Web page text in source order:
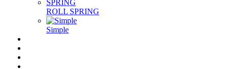
ROLL SPRING
Simple